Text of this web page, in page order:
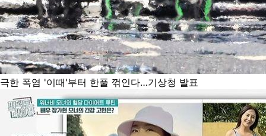
극한 폭염 '이때'부터 한풀 꺾인다…기상청 발표